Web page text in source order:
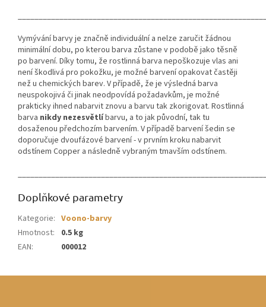
Vymývání barvy je značně individuální a nelze zaručit žádnou
minimální dobu, po kterou barva zůstane v podobě jako těsně
po barvení. Díky tomu, že rostlinná barva nepoškozuje vlas ani
není škodlivá pro pokožku, je možné barvení opakovat častěji
než u chemických barev. V případě, že je výsledná barva
neuspokojivá či jinak neodpovídá požadavkům, je možné
prakticky ihned nabarvit znovu a barvu tak zkorigovat. Rostlinná
barva nikdy nezesvětlíbarvu, a to jak původní, tak tu
dosaženou předchozím barvením. V případě barvení šedin se
doporučuje dvoufázové barvení - v prvním kroku nabarvit
odstínem Copper a následně vybraným tmavším odstínem.
Doplňkové parametry
Kategorie: Voono-barvy
Hmotnost:
0.5 kg
EAN: 000012